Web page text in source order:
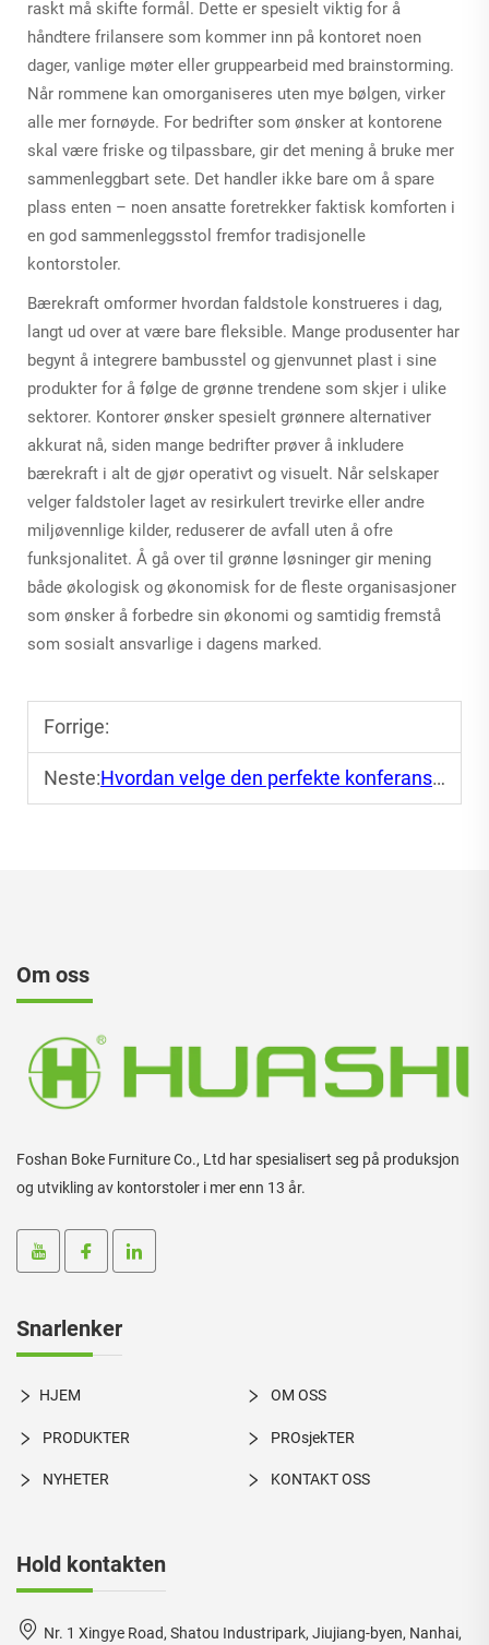
raskt må skifte formål. Dette er spesielt viktig for å
håndtere frilansere som kommer inn på kontoret noen
dager, vanlige møter eller gruppearbeid med brainstorming.
Når rommene kan omorganiseres uten mye bølgen, virker
alle mer fornøyde. For bedrifter som ønsker at kontorene
skal være friske og tilpassbare, gir det mening å bruke mer
sammenleggbart sete. Det handler ikke bare om å spare
plass enten – noen ansatte foretrekker faktisk komforten i
en god sammenleggsstol fremfor tradisjonelle
kontorstoler.
Bærekraft omformer hvordan faldstole konstrueres i dag,
langt ud over at være bare fleksible. Mange produsenter har
begynt å integrere bambusstel og gjenvunnet plast i sine
produkter for å følge de grønne trendene som skjer i ulike
sektorer. Kontorer ønsker spesielt grønnere alternativer
akkurat nå, siden mange bedrifter prøver å inkludere
bærekraft i alt de gjør operativt og visuelt. Når selskaper
velger faldstoler laget av resirkulert trevirke eller andre
miljøvennlige kilder, reduserer de avfall uten å ofre
funksjonalitet. Å gå over til grønne løsninger gir mening
både økologisk og økonomisk for de fleste organisasjoner
som ønsker å forbedre sin økonomi og samtidig fremstå
som sosialt ansvarlige i dagens marked.
Forrige:
Neste:Hvordan velge den perfekte konferanseat for møtene dine
Om oss
Foshan Boke Furniture Co., Ltd har spesialisert seg på produksjon
og utvikling av kontorstoler i mer enn 13 år.
Snarlenker
HJEM OM OSS
PRODUKTER PROsjekTER
NYHETER KONTAKT OSS
Hold kontakten
Nr. 1 Xingye Road, Shatou Industripark, Jiujiang-byen, Nanhai,